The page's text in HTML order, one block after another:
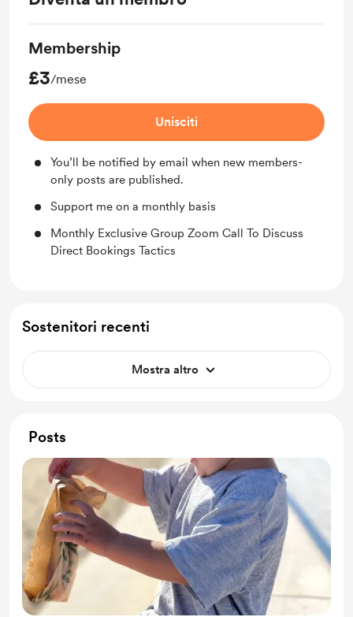
Membership
£3/mese
Unisciti
You’ll be notified by email when new members-
only posts are published.
Support me on a monthly basis
Monthly Exclusive Group Zoom Call To Discuss
Direct Bookings Tactics
Sostenitori recenti
Mostra altro
Posts